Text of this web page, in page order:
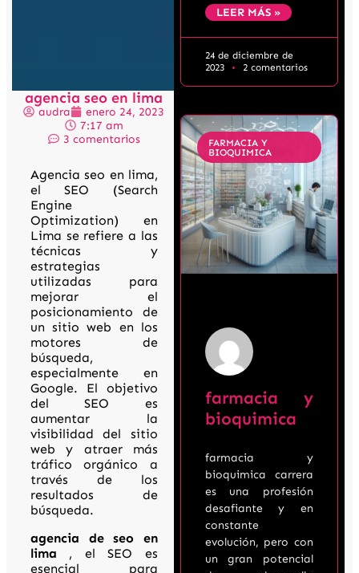
agencia seo en lima
audra
enero 24, 2023
7:17 am
3 comentarios
Agencia seo en lima,
el SEO (Search
Engine
Optimization) en
Lima se refiere a las
técnicas y
estrategias
utilizadas para
mejorar el
posicionamiento de
un sitio web en los
motores de
búsqueda,
especialmente en
Google. El objetivo
del SEO es
aumentar la
visibilidad del sitio
web y atraer más
tráfico orgánico a
través de los
resultados de
búsqueda.
agencia de seo en
lima , el SEO es
esencial para
LEER MÁS »
24 de diciembre de
2023
2 comentarios
FARMACIA Y
BIOQUIMICA
farmacia y
bioquimica
farmacia y
bioquimica carrera
es una profesión
desafiante y en
constante
evolución, pero con
un gran potencial